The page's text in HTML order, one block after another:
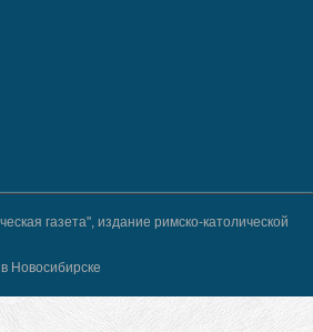
газета", издание римско-католической
Новосибирске